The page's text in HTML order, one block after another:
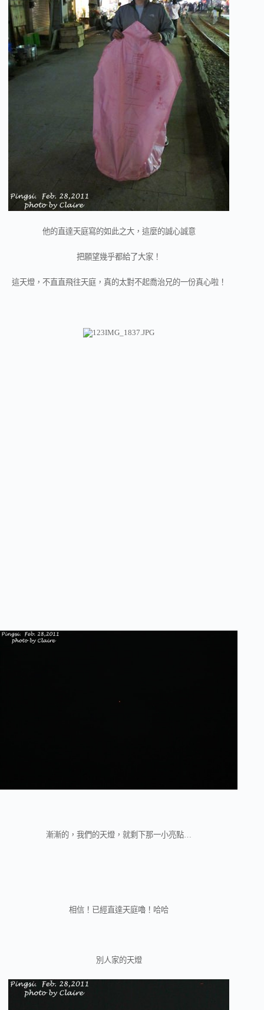
他的直達天庭寫的如此之大，這麼的誠心誠意
把願望幾乎都給了大家！
這天燈，不直直飛往天庭，真的太對不起喬治兄的一份真心啦！
漸漸的，我們的天燈，就剩下那一小亮點…
相信！已經直達天庭嚕！哈哈
別人家的天燈